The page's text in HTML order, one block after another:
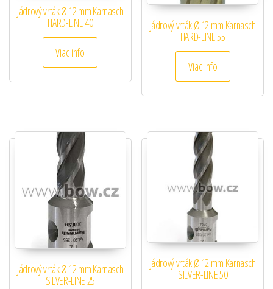
Jádrový vrták Ø 12 mm Karnasch
HARD-LINE 40
Viac info
Jádrový vrták Ø 12 mm Karnasch
HARD-LINE 55
Viac info
Jádrový vrták Ø 12 mm Karnasch
SILVER-LINE 25
Jádrový vrták Ø 12 mm Karnasch
SILVER-LINE 50